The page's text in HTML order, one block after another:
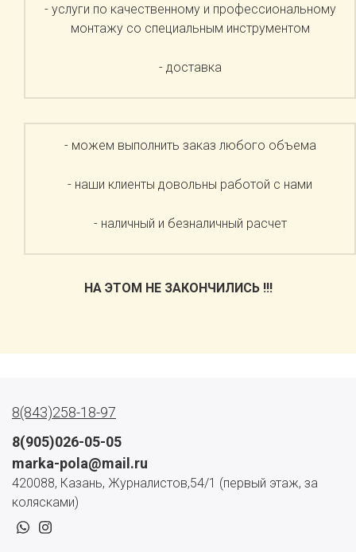
- услуги по качественному и профессиональному
монтажу со специальным инструментом
- доставка
- можем выполнить заказ любого объема
- наши клиенты довольны работой с нами
- наличный и безналичный расчет
НА ЭТОМ НЕ ЗАКОНЧИЛИСЬ !!!
8(843)258-18-97
8(905)026-05-05
marka-pola@mail.ru
420088, Казань, Журналистов,54/1 (первый этаж, за
колясками)
whatsappinstagram